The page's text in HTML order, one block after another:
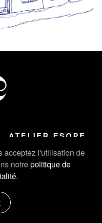
acceptez l'utilisation de
notrepolitique de
.
ATELIER ESOPE